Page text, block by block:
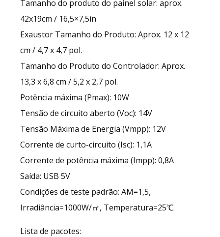
Tamanho do produto do painel solar: aprox.
42x19cm / 16,5×7,5in
Exaustor Tamanho do Produto: Aprox. 12 x 12
cm / 4,7 x 4,7 pol.
Tamanho do Produto do Controlador: Aprox.
13,3 x 6,8 cm / 5,2 x 2,7 pol.
Potência máxima (Pmax): 10W
Tensão de circuito aberto (Voc): 14V
Tensão Máxima de Energia (Vmpp): 12V
Corrente de curto-circuito (Isc): 1,1A
Corrente de potência máxima (Impp): 0,8A
Saída: USB 5V
Condições de teste padrão: AM=1,5,
Irradiância=1000W/㎡, Temperatura=25℃
Lista de pacotes: